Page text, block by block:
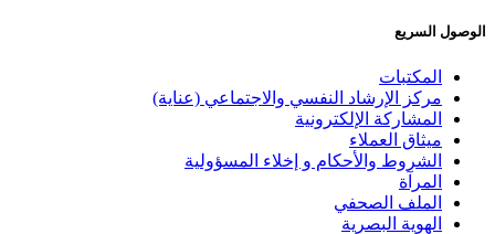
الوصول السريع
المكتبات
مركز الإرشاد النفسي والاجتماعي (عناية)
المشاركة الإلكترونية
ميثاق العملاء
الشروط والأحكام و إخلاء المسؤولية
المرآة
الملف الصحفي
الهوية البصرية